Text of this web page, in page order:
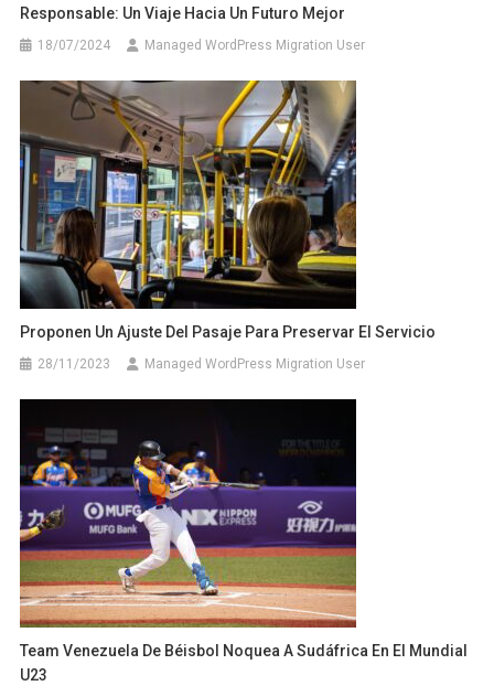
Responsable: Un Viaje Hacia Un Futuro Mejor
18/07/2024 Managed WordPress Migration User
Proponen Un Ajuste Del Pasaje Para Preservar El Servicio
28/11/2023 Managed WordPress Migration User
Team Venezuela De Béisbol Noquea A Sudáfrica En El Mundial
U23